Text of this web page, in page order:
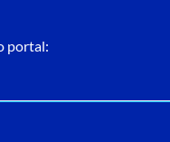
portal: